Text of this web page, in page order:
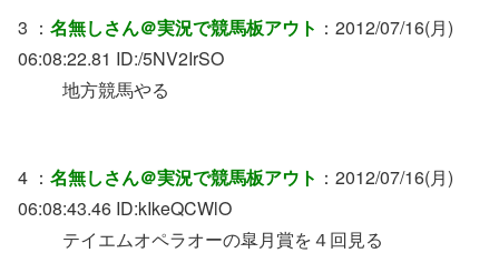
3 ： 名無しさん＠実況で競馬板アウト ：2012/07/16(月)
06:08:22.81 ID:/5NV2IrSO
地方競馬やる
4 ： 名無しさん＠実況で競馬板アウト ：2012/07/16(月)
06:08:43.46 ID:kIkeQCWlO
テイエムオペラオーの皐月賞を４回見る